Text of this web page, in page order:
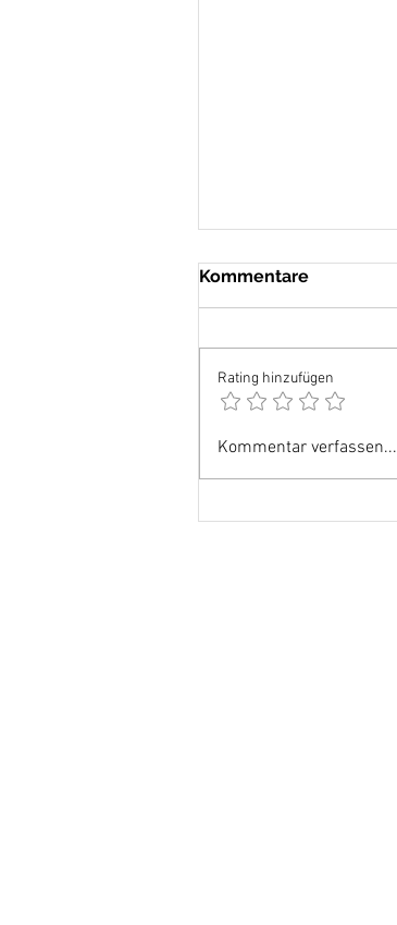
Das kurze Leben!
Kommentare
Rating hinzufügen
Kommentar verfassen...